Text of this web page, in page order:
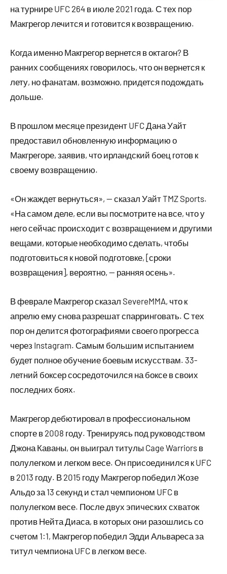
на турнире UFC 264 в июле 2021 года. С тех пор
Макгрегор лечится и готовится к возвращению.
Когда именно Макгрегор вернется в октагон? В
ранних сообщениях говорилось, что он вернется к
лету, но фанатам, возможно, придется подождать
дольше.
В прошлом месяце президент UFC Дана Уайт
предоставил обновленную информацию о
Макгрегоре, заявив, что ирландский боец ​​готов к
своему возвращению.
«Он жаждет вернуться», — сказал Уайт TMZ Sports.
«На самом деле, если вы посмотрите на все, что у
него сейчас происходит с возвращением и другими
вещами, которые необходимо сделать, чтобы
подготовиться к новой подготовке, [сроки
возвращения], вероятно, — ранняя осень».
В феврале Макгрегор сказал SevereMMA, что к
апрелю ему снова разрешат спарринговать. С тех
пор он делится фотографиями своего прогресса
через Instagram. Самым большим испытанием
будет полное обучение боевым искусствам. 33-
летний боксер сосредоточился на боксе в своих
последних боях.
Макгрегор дебютировал в профессиональном
спорте в 2008 году. Тренируясь под руководством
Джона Каваны, он выиграл титулы Cage Warriors в
полулегком и легком весе. Он присоединился к UFC
в 2013 году. В 2015 году Макгрегор победил Жозе
Альдо за 13 секунд и стал чемпионом UFC в
полулегком весе. После двух эпических схваток
против Нейта Диаса, в которых они разошлись со
счетом 1:1, Макгрегор победил Эдди Альвареса за
титул чемпиона UFC в легком весе.